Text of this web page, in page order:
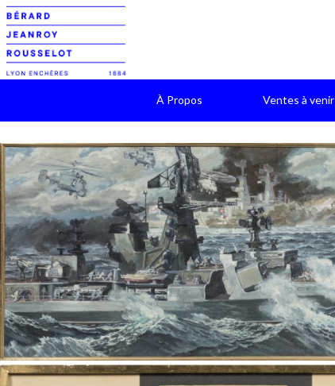
À Propos Ventes à venir